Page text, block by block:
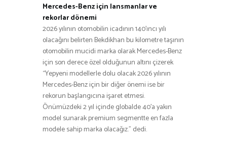
Mercedes-Benz için lansmanlar ve
rekorlar dönemi
2026 yılının otomobilin icadının 140’ıncı yılı
olacağını belirten Bekdikhan bu kilometre taşının
otomobilin mucidi marka olarak Mercedes-Benz
için son derece özel olduğunun altını çizerek
“Yepyeni modellerle dolu olacak 2026 yılının
Mercedes-Benz için bir diğer önemi ise bir
rekorun başlangıcına işaret etmesi.
Önümüzdeki 2 yıl içinde globalde 40’a yakın
model sunarak premium segmentte en fazla
modele sahip marka olacağız.” dedi.